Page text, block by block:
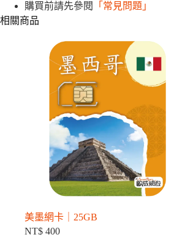
｜
1GB
購買前請先參閱
「常見問題」
相關商品
美墨網卡｜25GB
NT$ 400